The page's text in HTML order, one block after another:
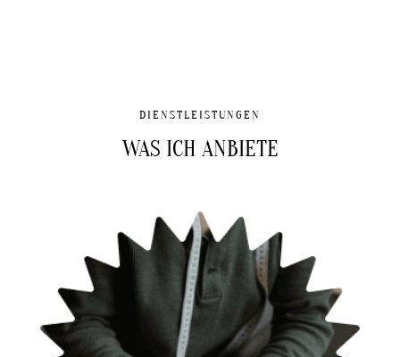
DIENSTLEISTUNGEN
WAS ICH ANBIETE